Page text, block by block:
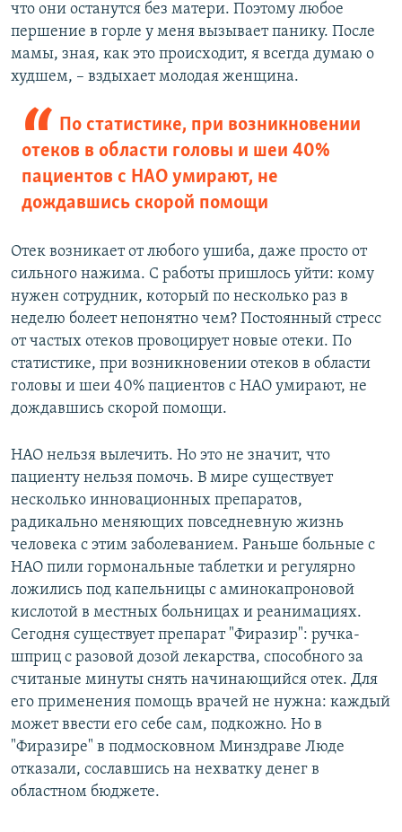
что они останутся без матери. Поэтому любое
першение в горле у меня вызывает панику. После
мамы, зная, как это происходит, я всегда думаю о
худшем, – вздыхает молодая женщина.
По статистике, при возникновении
отеков в области головы и шеи 40%
пациентов с НАО умирают, не
дождавшись скорой помощи
Отек возникает от любого ушиба, даже просто от
сильного нажима. С работы пришлось уйти: кому
нужен сотрудник, который по несколько раз в
неделю болеет непонятно чем? Постоянный стресс
от частых отеков провоцирует новые отеки. По
статистике, при возникновении отеков в области
головы и шеи 40% пациентов с НАО умирают, не
дождавшись скорой помощи.
НАО нельзя вылечить. Но это не значит, что
пациенту нельзя помочь. В мире существует
несколько инновационных препаратов,
радикально меняющих повседневную жизнь
человека с этим заболеванием. Раньше больные с
НАО пили гормональные таблетки и регулярно
ложились под капельницы с аминокапроновой
кислотой в местных больницах и реанимациях.
Сегодня существует препарат "Фиразир": ручка-
шприц с разовой дозой лекарства, способного за
считаные минуты снять начинающийся отек. Для
его применения помощь врачей не нужна: каждый
может ввести его себе сам, подкожно. Но в
"Фиразире" в подмосковном Минздраве Люде
отказали, сославшись на нехватку денег в
областном бюджете.